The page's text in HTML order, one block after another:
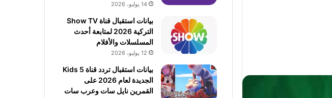
14 يوليو، 2026
بيانات استقبال قناة Show TV
التركية 2026 لمتابعة أحدث
المسلسلات والأفلام
12 يوليو، 2026
بيانات استقبال تردد قناة 5 Kids
الجديدة لعام 2026 على
القمرين نايل سات وعرب سات